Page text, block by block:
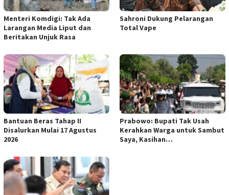
Menteri Komdigi: Tak Ada
Larangan Media Liput dan
Beritakan Unjuk Rasa
Sahroni Dukung Pelarangan
Total Vape
Bantuan Beras Tahap II
Disalurkan Mulai 17 Agustus
2026
Prabowo: Bupati Tak Usah
Kerahkan Warga untuk Sambut
Saya, Kasihan…